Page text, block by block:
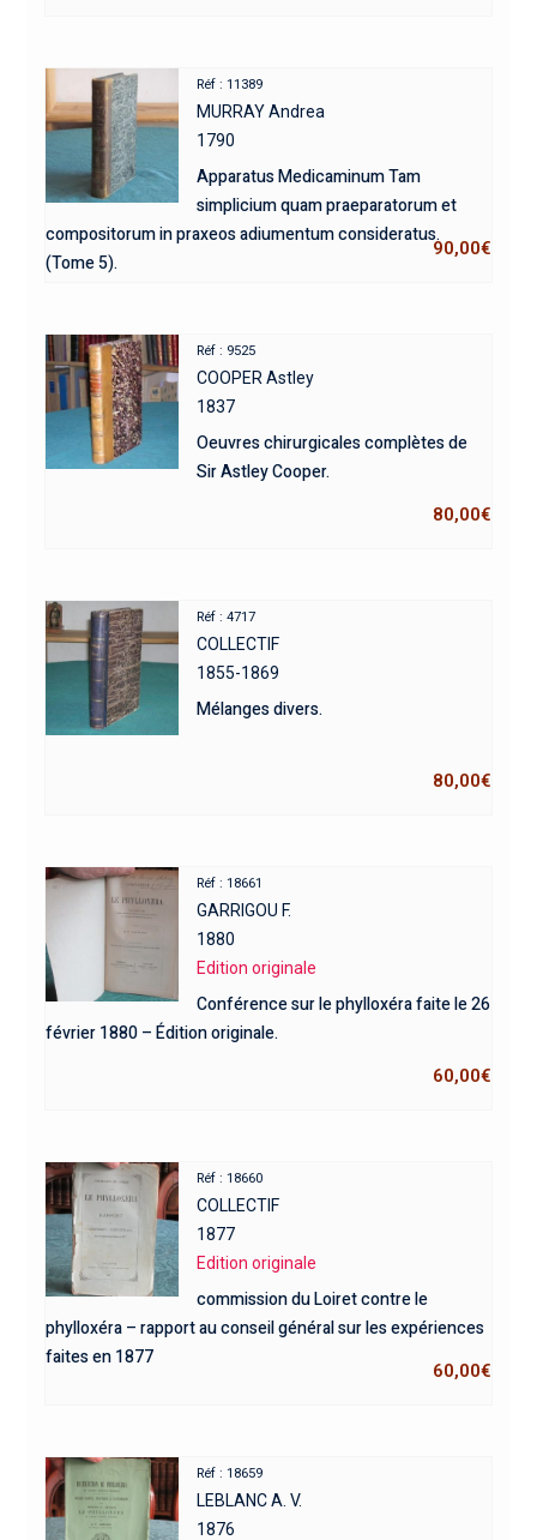
Réf : 11389
MURRAY Andrea
1790
Apparatus Medicaminum Tam
simplicium quam praeparatorum et
compositorum in praxeos adiumentum consideratus.
(Tome 5).
90,00€
Réf : 9525
COOPER Astley
1837
Oeuvres chirurgicales complètes de
Sir Astley Cooper.
80,00€
Réf : 4717
COLLECTIF
1855-1869
Mélanges divers.
80,00€
Réf : 18661
GARRIGOU F.
1880
Edition originale
Conférence sur le phylloxéra faite le 26
février 1880 – Édition originale.
60,00€
Réf : 18660
COLLECTIF
1877
Edition originale
commission du Loiret contre le
phylloxéra – rapport au conseil général sur les expériences
faites en 1877
60,00€
Réf : 18659
LEBLANC A. V.
1876